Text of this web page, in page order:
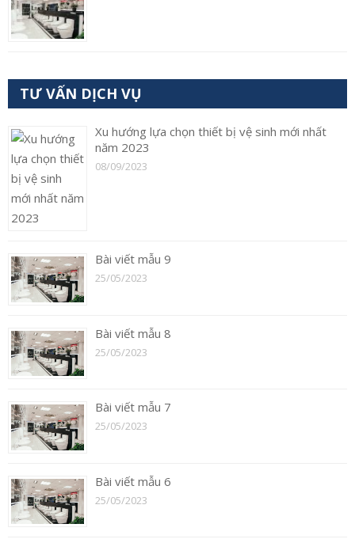
TƯ VẤN DỊCH VỤ
Xu hướng lựa chọn thiết bị vệ sinh mới nhất
năm 2023
08/09/2023
Bài viết mẫu 9
25/05/2023
Bài viết mẫu 8
25/05/2023
Bài viết mẫu 7
25/05/2023
Bài viết mẫu 6
25/05/2023